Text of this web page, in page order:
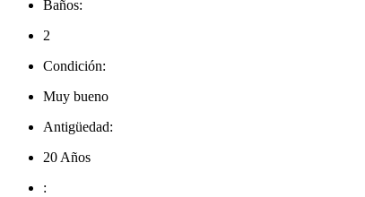
Baños:
2
Condición:
Muy bueno
Antigüedad:
20 Años
: